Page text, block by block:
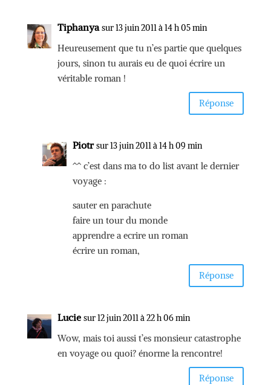
Tiphanya sur 13 juin 2011 à 14 h 05 min
Heureusement que tu n’es partie que quelques
jours, sinon tu aurais eu de quoi écrire un
véritable roman !
Réponse
Piotr sur 13 juin 2011 à 14 h 09 min
^^ c’est dans ma to do list avant le dernier
voyage :
sauter en parachute
faire un tour du monde
apprendre a ecrire un roman
écrire un roman,
Réponse
Lucie sur 12 juin 2011 à 22 h 06 min
Wow, mais toi aussi t’es monsieur catastrophe
en voyage ou quoi? énorme la rencontre!
Réponse